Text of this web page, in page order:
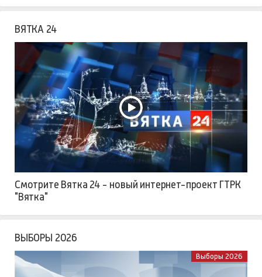
ВЯТКА 24
Смотрите Вятка 24 - новый интернет-проект ГТРК
"Вятка"
ВЫБОРЫ 2026
Выборы 2026